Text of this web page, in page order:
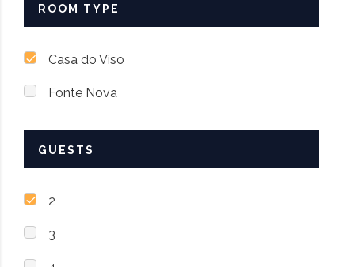
ROOM TYPE
Casa do Viso
Fonte Nova
GUESTS
2
3